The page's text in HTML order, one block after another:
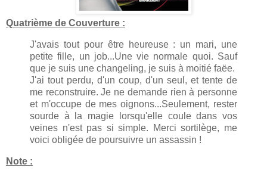
Quatrième de Couverture :
J'avais tout pour être heureuse : un mari, une
petite fille, un job...Une vie normale quoi. Sauf
que je suis une changeling, je suis à moitié faëe.
J'ai tout perdu, d'un coup, d'un seul, et tente de
me reconstruire. Je ne demande rien à personne
et m'occupe de mes oignons...Seulement, rester
sourde à la magie lorsqu'elle coule dans vos
veines n'est pas si simple. Merci sortilège, me
voici obligée de poursuivre un assassin !
Note :